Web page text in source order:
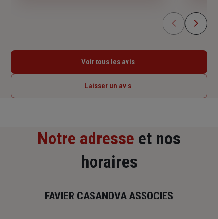
Voir tous les avis
Laisser un avis
Notre adresse et nos
horaires
FAVIER CASANOVA ASSOCIES